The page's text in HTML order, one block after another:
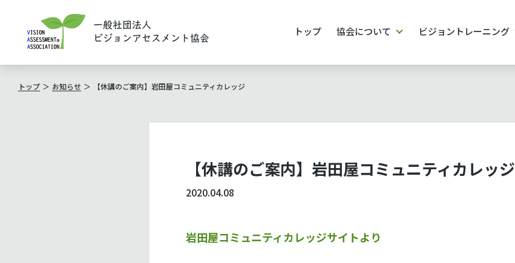
一般社団法人
ビジョンアセスメント協会
トップ 協会について ビジョントレーニング
トップ お知らせ 【休講のご案内】岩田屋コミュニティカレッジ
【休講のご案内】岩田屋コミュニティカレッジ
2020.04.08
岩田屋コミュニティカレッジサイトより